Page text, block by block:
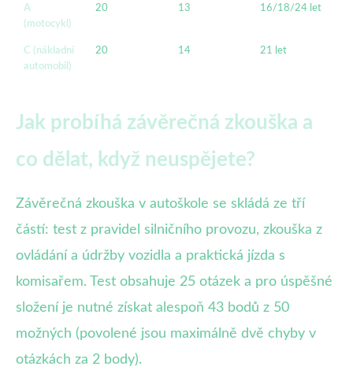
A
(motocykl)
20 13 16/18/24 let
C (nákladní
automobil)
20 14 21 let
Jak probíhá závěrečná zkouška a
co dělat, když neuspějete?
Závěrečná zkouška v autoškole se skládá ze tří
částí: test z pravidel silničního provozu, zkouška z
ovládání a údržby vozidla a praktická jízda s
komisařem. Test obsahuje 25 otázek a pro úspěšné
složení je nutné získat alespoň 43 bodů z 50
možných (povolené jsou maximálně dvě chyby v
otázkách za 2 body).